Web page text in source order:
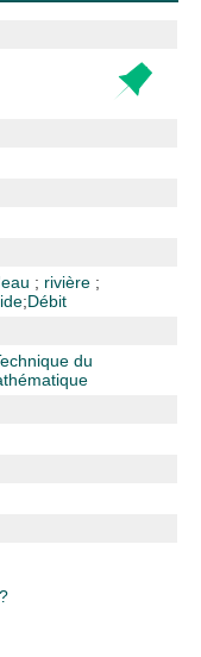
; rivière ;
;Débit
du